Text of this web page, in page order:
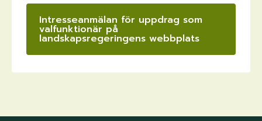
Intresseanmälan för uppdrag som
valfunktionär på
landskapsregeringens webbplats